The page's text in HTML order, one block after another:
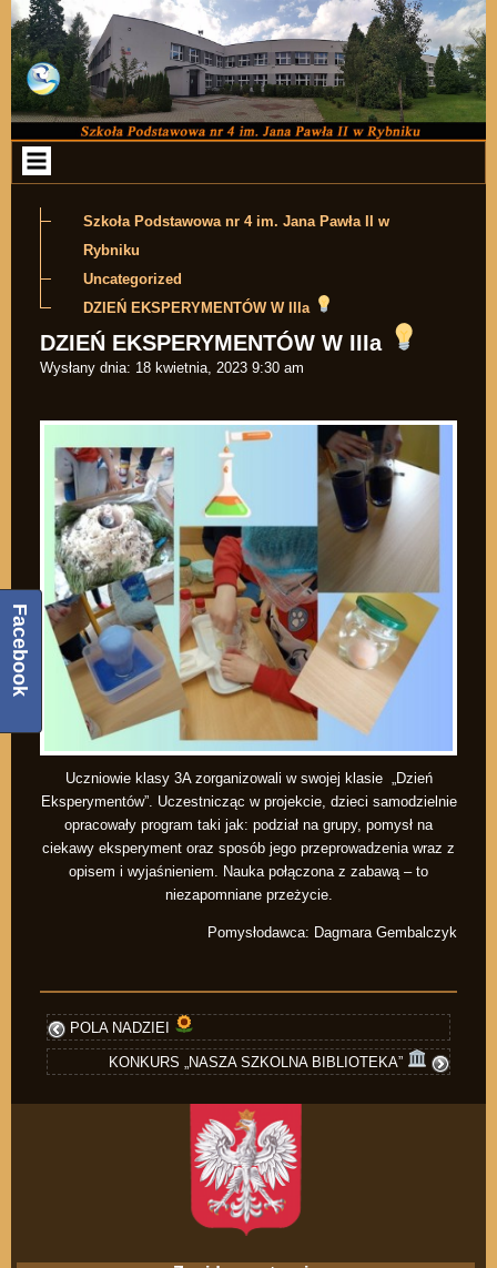
Przejdź do zawartości
Szkoła Podstawowa nr 4 im. Jana Pawła II w
Rybniku
Uncategorized
DZIEŃ EKSPERYMENTÓW W IIIa
DZIEŃ EKSPERYMENTÓW W IIIa
Wysłany dnia: 18 kwietnia, 2023 9:30 am
Uczniowie klasy 3A zorganizowali w swojej klasie „Dzień
Eksperymentów”. Uczestnicząc w projekcie, dzieci samodzielnie
opracowały program taki jak: podział na grupy, pomysł na
ciekawy eksperyment oraz sposób jego przeprowadzenia wraz z
opisem i wyjaśnieniem. Nauka połączona z zabawą – to
niezapomniane przeżycie.
Pomysłodawca: Dagmara Gembalczyk
POLA NADZIEI
KONKURS „NASZA SZKOLNA BIBLIOTEKA”
Facebook